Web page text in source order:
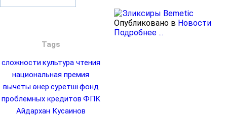
Tags
сложности культура чтения
национальная премия
вычеты өнер суретшіфонд
проблемных кредитов ФПК
Айдархан Кусаинов
Опубликовано в Новости
Подробнее ...